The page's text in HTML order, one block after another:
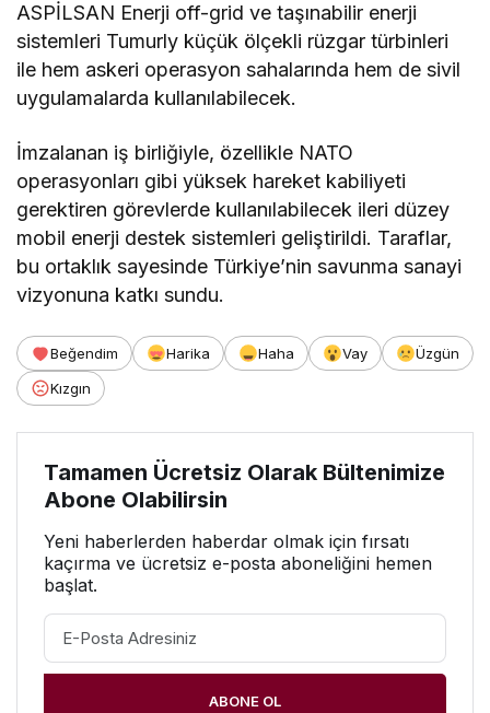
ASPİLSAN Enerji off-grid ve taşınabilir enerji
sistemleri Tumurly küçük ölçekli rüzgar türbinleri
ile hem askeri operasyon sahalarında hem de sivil
uygulamalarda kullanılabilecek.
İmzalanan iş birliğiyle, özellikle NATO
operasyonları gibi yüksek hareket kabiliyeti
gerektiren görevlerde kullanılabilecek ileri düzey
mobil enerji destek sistemleri geliştirildi. Taraflar,
bu ortaklık sayesinde Türkiye’nin savunma sanayi
vizyonuna katkı sundu.
Beğendim Harika Haha Vay
Üzgün
Kızgın
Tamamen Ücretsiz Olarak Bültenimize
Abone Olabilirsin
Yeni haberlerden haberdar olmak için fırsatı
kaçırma ve ücretsiz e-posta aboneliğini hemen
başlat.
ABONE OL